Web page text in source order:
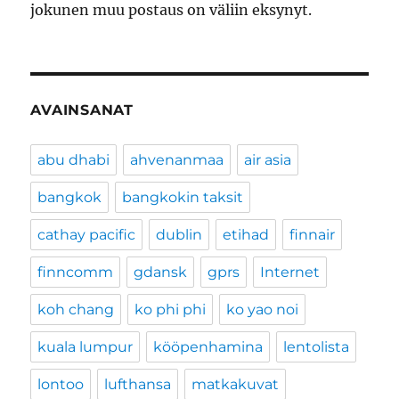
jokunen muu postaus on väliin eksynyt.
AVAINSANAT
abu dhabi ahvenanmaa air asia
bangkok bangkokin taksit
cathay pacific dublin etihad finnair
finncomm gdansk gprs Internet
koh chang ko phi phi ko yao noi
kuala lumpur kööpenhamina lentolista
lontoo lufthansa matkakuvat